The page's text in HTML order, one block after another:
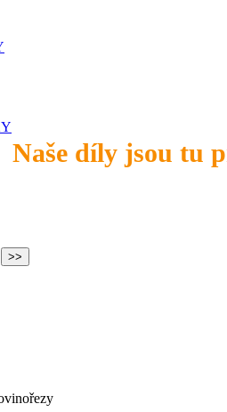
Naše díly jsou tu